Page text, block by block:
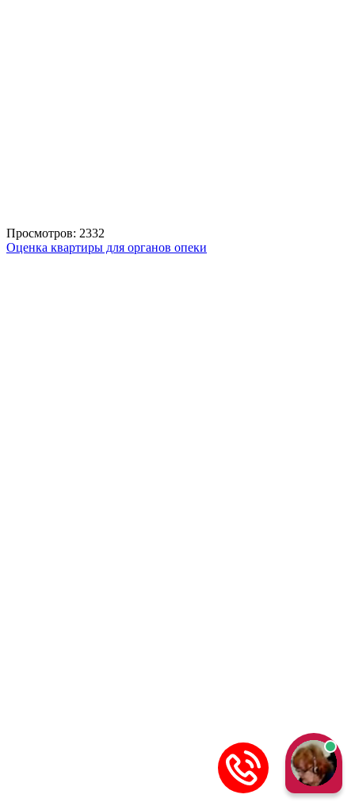
Просмотров: 2332
Оценка квартиры для органов опеки